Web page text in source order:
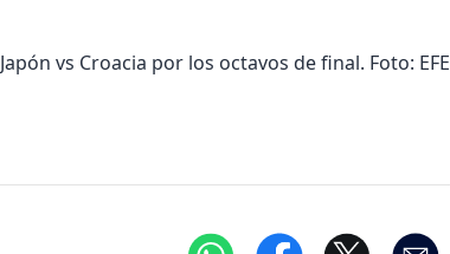
Japón vs Croacia por los octavos de final. Foto: EFE